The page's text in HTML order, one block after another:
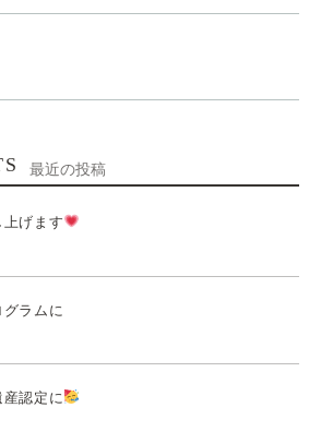
最近の投稿
げます
ラムに
認定に